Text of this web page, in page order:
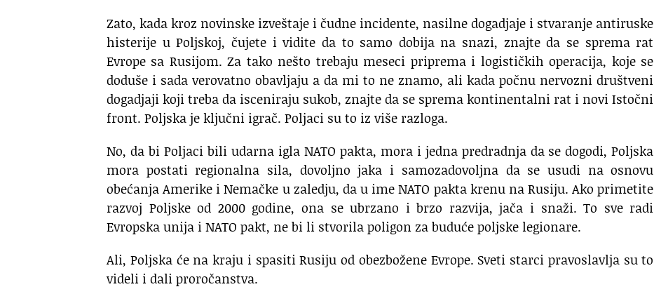
Zato, kada kroz novinske izveštaje i čudne incidente, nasilne dogadjaje i stvaranje antiruske
histerije u Poljskoj, čujete i vidite da to samo dobija na snazi, znajte da se sprema rat
Evrope sa Rusijom. Za tako nešto trebaju meseci priprema i logističkih operacija, koje se
doduše i sada verovatno obavljaju a da mi to ne znamo, ali kada počnu nervozni društveni
dogadjaji koji treba da isceniraju sukob, znajte da se sprema kontinentalni rat i novi Istočni
front. Poljska je ključni igrač. Poljaci su to iz više razloga.
No, da bi Poljaci bili udarna igla NATO pakta, mora i jedna predradnja da se dogodi, Poljska
mora postati regionalna sila, dovoljno jaka i samozadovoljna da se usudi na osnovu
obećanja Amerike i Nemačke u zaledju, da u ime NATO pakta krenu na Rusiju. Ako primetite
razvoj Poljske od 2000 godine, ona se ubrzano i brzo razvija, jača i snaži. To sve radi
Evropska unija i NATO pakt, ne bi li stvorila poligon za buduće poljske legionare.
Ali, Poljska će na kraju i spasiti Rusiju od obezbožene Evrope. Sveti starci pravoslavlja su to
videli i dali proročanstva.